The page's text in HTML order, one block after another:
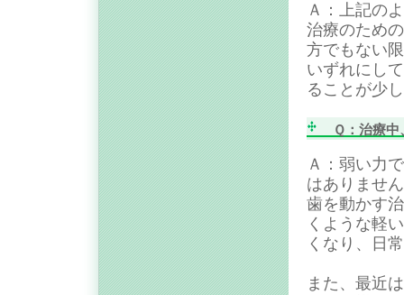
Ａ：上記の
治療のため
方でもない
いずれにし
ることが少
Ｑ：治療中
Ａ：弱い力
はありませ
歯を動かす
くような軽
くなり、日
また、最近